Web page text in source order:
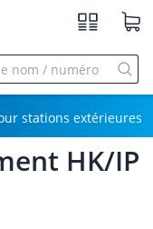
stations extérieures
HK/IP